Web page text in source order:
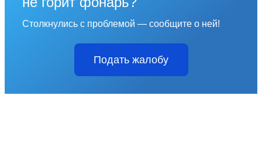
Столкнулись с проблемой — сообщите о ней!
Подать жалобу